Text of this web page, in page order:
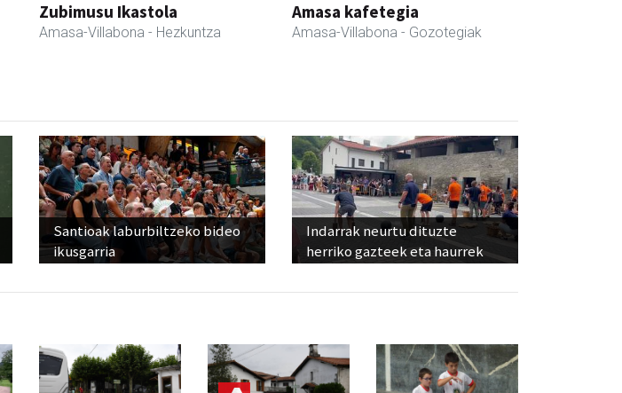
Zubimusu Ikastola
Amasa-Villabona - Hezkuntza
Amasa kafetegia
Amasa-Villabona - Gozotegiak
Santioak laburbiltzeko bideo
ikusgarria
Indarrak neurtu dituzte
herriko gazteek eta haurrek